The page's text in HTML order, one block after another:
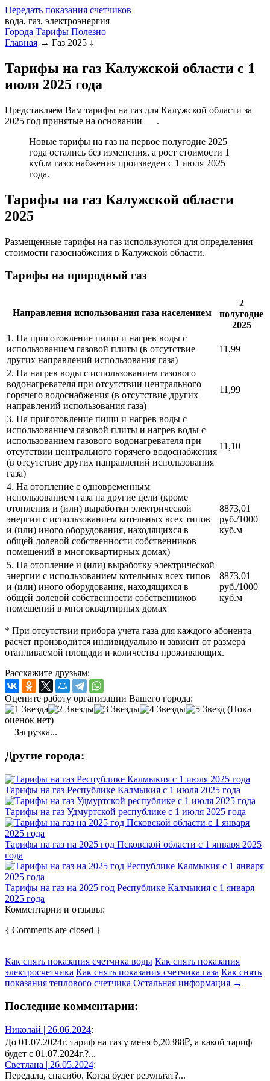
Передать показания счетчиков
вода, газ, электроэнергия
Города Тарифы Полезно
Главная → Газ 2025 ↓
Тарифы на газ Калужской области с 1
июля 2025 года
Представляем Вам тарифы на газ для Калужской области за
2025 год принятые на основании — .
Новые тарифы на газ на первое полугодие 2025
года остались без изменения, а рост стоимости 1
куб.м газоснабжения произведен с 1 июля 2025
года.
Тарифы на газ Калужской области
2025
Размещенные тарифы на газ используются для определения
стоимости газоснабжения в Калужской области.
Тарифы на природный газ
Направления использования газа населением
2
полугодие
2025
1. На приготовление пищи и нагрев воды с
использованием газовой плиты (в отсутствие
других направлений использования газа)
11,99
2. На нагрев воды с использованием газового
водонагревателя при отсутствии центрального
горячего водоснабжения (в отсутствие других
направлений использования газа)
11,99
3. На приготовление пищи и нагрев воды с
использованием газовой плиты и нагрев воды с
использованием газового водонагревателя при
отсутствии центрального горячего водоснабжения
(в отсутствие других направлений использования
газа)
11,10
4. На отопление с одновременным
использованием газа на другие цели (кроме
отопления и (или) выработки электрической
энергии с использованием котельных всех типов
и (или) иного оборудования, находящихся в
общей долевой собственности собственников
помещений в многоквартирных домах)
8873,01
руб./1000
куб.м
5. На отопление и (или) выработку электрической
энергии с использованием котельных всех типов
и (или) иного оборудования, находящихся в
общей долевой собственности собственников
помещений в многоквартирных домах
8873,01
руб./1000
куб.м
* При отсутствии прибора учета газа для каждого абонента
расчет производится индивидуально и зависит от размера
отапливаемой площади и количества проживающих.
Расскажите друзьям:
Оцените работу организации Вашего города:
(Пока
оценок нет)
Загрузка...
Другие города:
Тарифы на газ Республике Калмыкия с 1 июля 2025 года
Тарифы на газ Удмуртской республике с 1 июля 2025 года
Тарифы на газ на 2025 год Псковской области с 1 января 2025
года
Тарифы на газ на 2025 год Республике Калмыкия с 1 января
2025 года
Комментарии и отзывы:
{ Comments are closed }
Как снять показания счетчика воды Как снять показания
электросчетчика Как снять показания счетчика газа Как снять
показания теплового счетчика Остальная информация →
Последние комментарии:
Николай | 26.06.2024:
До 01.07.2024г. тариф на газ у меня 6,20388₽, а какой тариф
будет с 01.07.2024г.?...
Светлана | 26.05.2024:
Передала, спасибо. Когда будет результат?...